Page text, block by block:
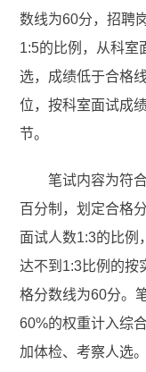
数线为60分，招聘
1:5的比例，从科室
选，成绩低于合格
位，按科室面试成
节。
笔试内容为符
百分制，划定合格
面试人数1:3的比例
达不到1:3比例的按
格分数线为60分。
60%的权重计入综
加体检、考察人选。